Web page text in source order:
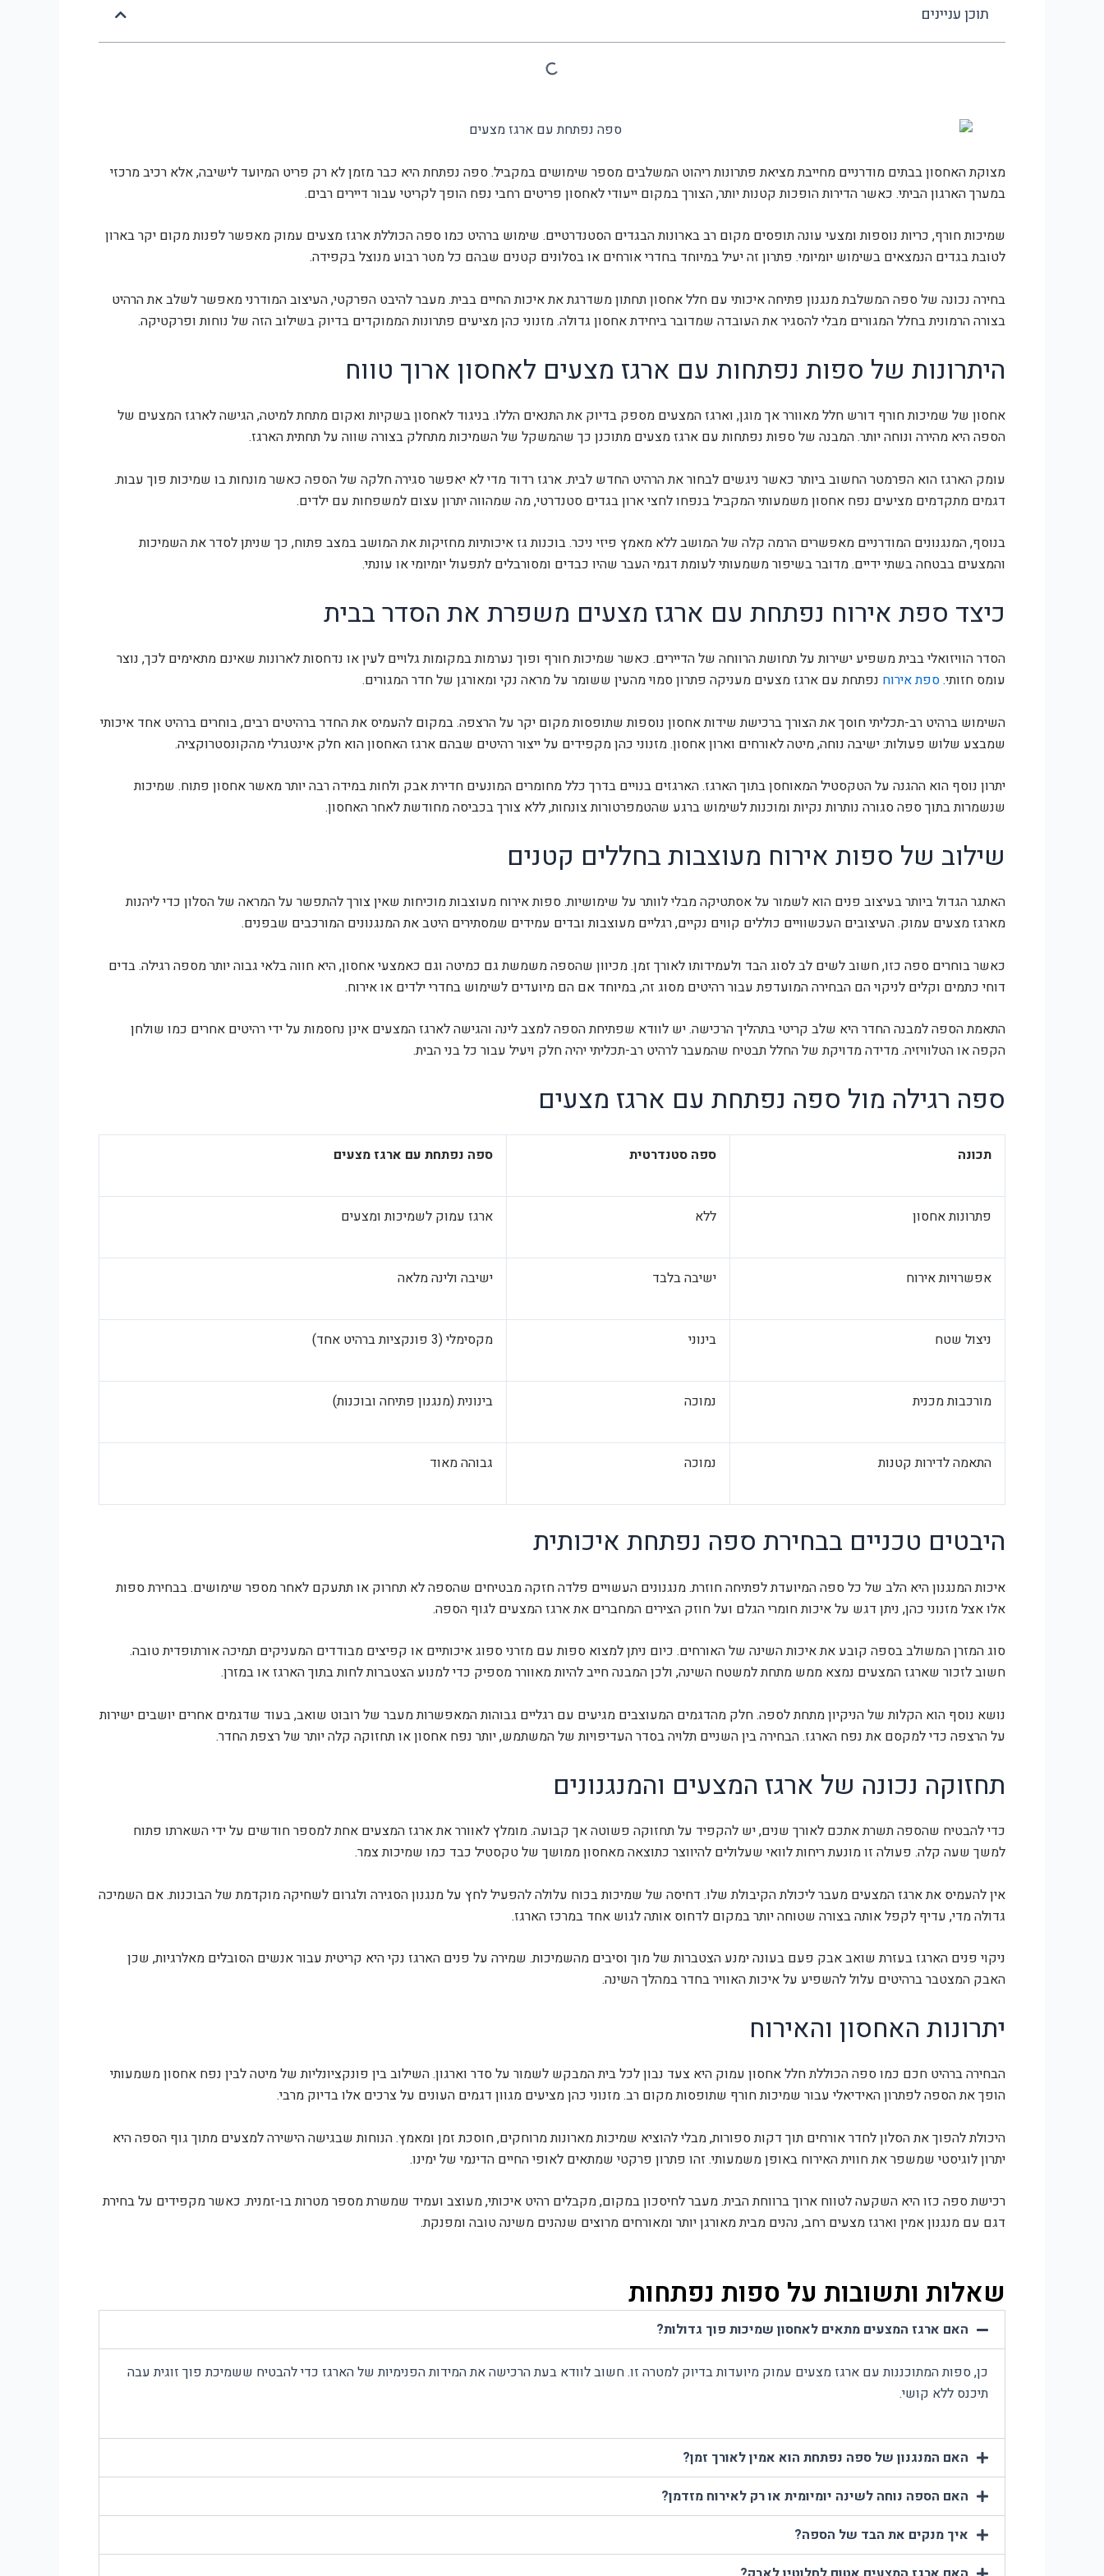
תוכן עניינים
מצוקת האחסון בבתים מודרניים מחייבת מציאת פתרונות ריהוט המשלבים מספר שימושים במקביל. ספה נפתחת היא כבר מזמן לא רק פריט המיועד לישיבה, אלא רכיב מרכזי
במערך הארגון הביתי. כאשר הדירות הופכות קטנות יותר, הצורך במקום ייעודי לאחסון פריטים רחבי נפח הופך לקריטי עבור דיירים רבים.
שמיכות חורף, כריות נוספות ומצעי עונה תופסים מקום רב בארונות הבגדים הסטנדרטיים. שימוש ברהיט כמו ספה הכוללת ארגז מצעים עמוק מאפשר לפנות מקום יקר בארון
לטובת בגדים הנמצאים בשימוש יומיומי. פתרון זה יעיל במיוחד בחדרי אורחים או בסלונים קטנים שבהם כל מטר רבוע מנוצל בקפידה.
בחירה נכונה של ספה המשלבת מנגנון פתיחה איכותי עם חלל אחסון תחתון משדרגת את איכות החיים בבית. מעבר להיבט הפרקטי, העיצוב המודרני מאפשר לשלב את הרהיט
בצורה הרמונית בחלל המגורים מבלי להסגיר את העובדה שמדובר ביחידת אחסון גדולה. מזנוני כהן מציעים פתרונות הממוקדים בדיוק בשילוב הזה של נוחות ופרקטיקה.
היתרונות של ספות נפתחות עם ארגז מצעים לאחסון ארוך טווח
אחסון של שמיכות חורף דורש חלל מאוורר אך מוגן, וארגז המצעים מספק בדיוק את התנאים הללו. בניגוד לאחסון בשקיות ואקום מתחת למיטה, הגישה לארגז המצעים של
הספה היא מהירה ונוחה יותר. המבנה של ספות נפתחות עם ארגז מצעים מתוכנן כך שהמשקל של השמיכות מתחלק בצורה שווה על תחתית הארגז.
עומק הארגז הוא הפרמטר החשוב ביותר כאשר ניגשים לבחור את הרהיט החדש לבית. ארגז רדוד מדי לא יאפשר סגירה חלקה של הספה כאשר מונחות בו שמיכות פוך עבות.
דגמים מתקדמים מציעים נפח אחסון משמעותי המקביל בנפחו לחצי ארון בגדים סטנדרטי, מה שמהווה יתרון עצום למשפחות עם ילדים.
בנוסף, המנגנונים המודרניים מאפשרים הרמה קלה של המושב ללא מאמץ פיזי ניכר. בוכנות גז איכותיות מחזיקות את המושב במצב פתוח, כך שניתן לסדר את השמיכות
והמצעים בבטחה בשתי ידיים. מדובר בשיפור משמעותי לעומת דגמי העבר שהיו כבדים ומסורבלים לתפעול יומיומי או עונתי.
כיצד ספת אירוח נפתחת עם ארגז מצעים משפרת את הסדר בבית
הסדר הוויזואלי בבית משפיע ישירות על תחושת הרווחה של הדיירים. כאשר שמיכות חורף ופוך נערמות במקומות גלויים לעין או נדחסות לארונות שאינם מתאימים לכך, נוצר
עומס חזותי.ספת אירוח נפתחת עם ארגז מצעים מעניקה פתרון סמוי מהעין ששומר על מראה נקי ומאורגן של חדר המגורים.
השימוש ברהיט רב-תכליתי חוסך את הצורך ברכישת שידות אחסון נוספות שתופסות מקום יקר על הרצפה. במקום להעמיס את החדר ברהיטים רבים, בוחרים ברהיט אחד איכותי
שמבצע שלוש פעולות: ישיבה נוחה, מיטה לאורחים וארון אחסון. מזנוני כהן מקפידים על ייצור רהיטים שבהם ארגז האחסון הוא חלק אינטגרלי מהקונסטרוקציה.
יתרון נוסף הוא ההגנה על הטקסטיל המאוחסן בתוך הארגז. הארגזים בנויים בדרך כלל מחומרים המונעים חדירת אבק ולחות במידה רבה יותר מאשר אחסון פתוח. שמיכות
שנשמרות בתוך ספה סגורה נותרות נקיות ומוכנות לשימוש ברגע שהטמפרטורות צונחות, ללא צורך בכביסה מחודשת לאחר האחסון.
שילוב של ספות אירוח מעוצבות בחללים קטנים
האתגר הגדול ביותר בעיצוב פנים הוא לשמור על אסתטיקה מבלי לוותר על שימושיות. ספות אירוח מעוצבות מוכיחות שאין צורך להתפשר על המראה של הסלון כדי ליהנות
מארגז מצעים עמוק. העיצובים העכשוויים כוללים קווים נקיים, רגליים מעוצבות ובדים עמידים שמסתירים היטב את המנגנונים המורכבים שבפנים.
כאשר בוחרים ספה כזו, חשוב לשים לב לסוג הבד ולעמידותו לאורך זמן. מכיוון שהספה משמשת גם כמיטה וגם כאמצעי אחסון, היא חווה בלאי גבוה יותר מספה רגילה. בדים
דוחי כתמים וקלים לניקוי הם הבחירה המועדפת עבור רהיטים מסוג זה, במיוחד אם הם מיועדים לשימוש בחדרי ילדים או אירוח.
התאמת הספה למבנה החדר היא שלב קריטי בתהליך הרכישה. יש לוודא שפתיחת הספה למצב לינה והגישה לארגז המצעים אינן נחסמות על ידי רהיטים אחרים כמו שולחן
הקפה או הטלוויזיה. מדידה מדויקת של החלל תבטיח שהמעבר לרהיט רב-תכליתי יהיה חלק ויעיל עבור כל בני הבית.
ספה רגילה מול ספה נפתחת עם ארגז מצעים
תכונה ספה סטנדרטית ספה נפתחת עם ארגז מצעים
פתרונות אחסון ללא ארגז עמוק לשמיכות ומצעים
אפשרויות אירוח ישיבה בלבד ישיבה ולינה מלאה
ניצול שטח בינוני מקסימלי (3 פונקציות ברהיט אחד)
מורכבות מכנית נמוכה בינונית (מנגנון פתיחה ובוכנות)
התאמה לדירות קטנות נמוכה גבוהה מאוד
היבטים טכניים בבחירת ספה נפתחת איכותית
איכות המנגנון היא הלב של כל ספה המיועדת לפתיחה חוזרת. מנגנונים העשויים פלדה חזקה מבטיחים שהספה לא תחרוק או תתעקם לאחר מספר שימושים. בבחירת ספות
אלו אצל מזנוני כהן, ניתן דגש על איכות חומרי הגלם ועל חוזק הצירים המחברים את ארגז המצעים לגוף הספה.
סוג המזרן המשולב בספה קובע את איכות השינה של האורחים. כיום ניתן למצוא ספות עם מזרני ספוג איכותיים או קפיצים מבודדים המעניקים תמיכה אורתופדית טובה.
חשוב לזכור שארגז המצעים נמצא ממש מתחת למשטח השינה, ולכן המבנה חייב להיות מאוורר מספיק כדי למנוע הצטברות לחות בתוך הארגז או במזרן.
נושא נוסף הוא הקלות של הניקיון מתחת לספה. חלק מהדגמים המעוצבים מגיעים עם רגליים גבוהות המאפשרות מעבר של רובוט שואב, בעוד שדגמים אחרים יושבים ישירות
על הרצפה כדי למקסם את נפח הארגז. הבחירה בין השניים תלויה בסדר העדיפויות של המשתמש, יותר נפח אחסון או תחזוקה קלה יותר של רצפת החדר.
תחזוקה נכונה של ארגז המצעים והמנגנונים
כדי להבטיח שהספה תשרת אתכם לאורך שנים, יש להקפיד על תחזוקה פשוטה אך קבועה. מומלץ לאוורר את ארגז המצעים אחת למספר חודשים על ידי השארתו פתוח
למשך שעה קלה. פעולה זו מונעת ריחות לוואי שעלולים להיווצר כתוצאה מאחסון ממושך של טקסטיל כבד כמו שמיכות צמר.
אין להעמיס את ארגז המצעים מעבר ליכולת הקיבולת שלו. דחיסה של שמיכות בכוח עלולה להפעיל לחץ על מנגנון הסגירה ולגרום לשחיקה מוקדמת של הבוכנות. אם השמיכה
גדולה מדי, עדיף לקפל אותה בצורה שטוחה יותר במקום לדחוס אותה לגוש אחד במרכז הארגז.
ניקוי פנים הארגז בעזרת שואב אבק פעם בעונה ימנע הצטברות של מוך וסיבים מהשמיכות. שמירה על פנים הארגז נקי היא קריטית עבור אנשים הסובלים מאלרגיות, שכן
האבק המצטבר ברהיטים עלול להשפיע על איכות האוויר בחדר במהלך השינה.
יתרונות האחסון והאירוח
הבחירה ברהיט חכם כמו ספה הכוללת חלל אחסון עמוק היא צעד נבון לכל בית המבקש לשמור על סדר וארגון. השילוב בין פונקציונליות של מיטה לבין נפח אחסון משמעותי
הופך את הספה לפתרון האידיאלי עבור שמיכות חורף שתופסות מקום רב. מזנוני כהן מציעים מגוון דגמים העונים על צרכים אלו בדיוק מרבי.
היכולת להפוך את הסלון לחדר אורחים תוך דקות ספורות, מבלי להוציא שמיכות מארונות מרוחקים, חוסכת זמן ומאמץ. הנוחות שבגישה הישירה למצעים מתוך גוף הספה היא
יתרון לוגיסטי שמשפר את חווית האירוח באופן משמעותי. זהו פתרון פרקטי שמתאים לאופי החיים הדינמי של ימינו.
רכישת ספה כזו היא השקעה לטווח ארוך ברווחת הבית. מעבר לחיסכון במקום, מקבלים רהיט איכותי, מעוצב ועמיד שמשרת מספר מטרות בו-זמנית. כאשר מקפידים על בחירת
דגם עם מנגנון אמין וארגז מצעים רחב, נהנים מבית מאורגן יותר ומאורחים מרוצים שנהנים משינה טובה ומפנקת.
שאלות ותשובות על ספות נפתחות
האם ארגז המצעים מתאים לאחסון שמיכות פוך גדולות?
כן, ספות המתוכננות עם ארגז מצעים עמוק מיועדות בדיוק למטרה זו. חשוב לוודא בעת הרכישה את המידות הפנימיות של הארגז כדי להבטיח ששמיכת פוך זוגית עבה
תיכנס ללא קושי.
האם המנגנון של ספה נפתחת הוא אמין לאורך זמן?
האם הספה נוחה לשינה יומיומית או רק לאירוח מזדמן?
איך מנקים את הבד של הספה?